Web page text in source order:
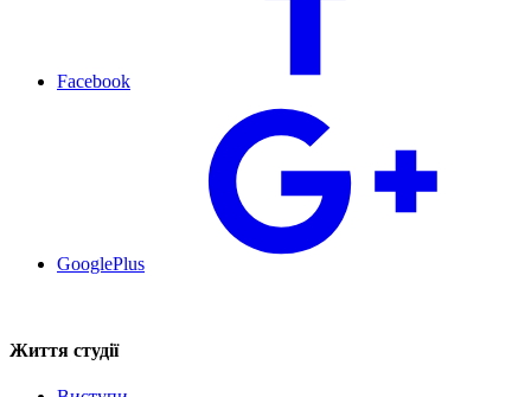
Facebook
GooglePlus
Життя студії